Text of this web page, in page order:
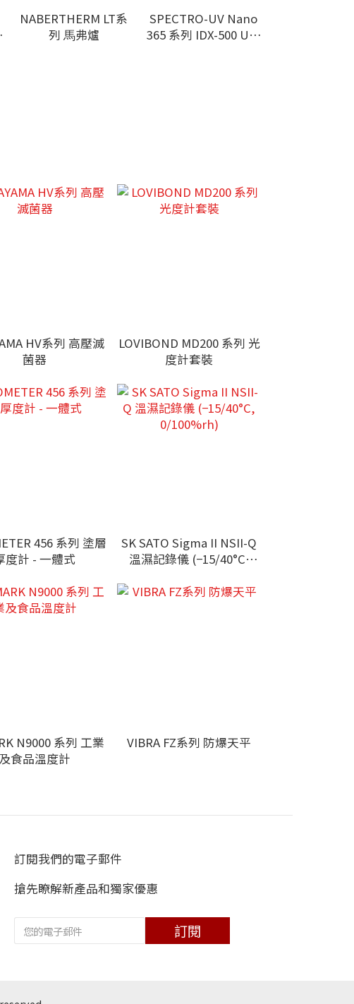
NABERTHERM LT系
列 ⾺弗爐
SPECTRO-UV Nano
365 系列 IDX-500 UV-
HV系列 高壓滅
菌器
LOVIBOND MD200 系列 光
度計套裝
456 系列 塗層
度計 - 一體式
SK SATO Sigma II NSII-Q
溫濕記錄儀 (−15/40°C,
N9000 系列 工業
及食品溫度計
VIBRA FZ系列 防爆天平
訂閱我們的電子郵件
搶先瞭解新產品和獨家優惠
訂閱